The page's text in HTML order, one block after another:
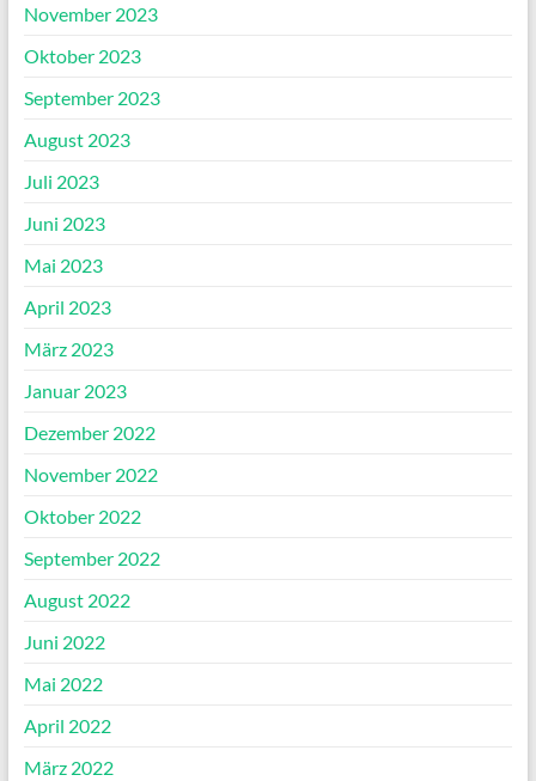
November 2023
Oktober 2023
September 2023
August 2023
Juli 2023
Juni 2023
Mai 2023
April 2023
März 2023
Januar 2023
Dezember 2022
November 2022
Oktober 2022
September 2022
August 2022
Juni 2022
Mai 2022
April 2022
März 2022